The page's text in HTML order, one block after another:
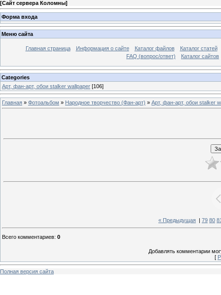
[Сайт сервера Коломны]
Форма входа
Меню сайта
Главная страница Информация о сайте Каталог файлов
Каталог статей
FAQ (вопрос/ответ)
Каталог сайтов
Categories
Арт, фан-арт, обои stalker wallpaper [106]
Главная » Фотоальбом » Народное творчество (Фан-арт) » Арт, фан-арт, обои stalker
« Предыдущая 79 80
Всего комментариев: 0
Добавлять комментарии
[
Полная версия сайта